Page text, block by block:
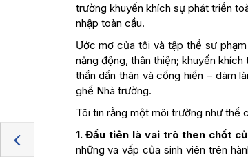
trường khuyến khích sự phát triển
nhập toàn cầu.
Ước mơ của tôi và tập thể sư
năng động, thân thiện; khuyến
thần dấn thân và cống hiến – dám
ghế Nhà trường.
Tôi tin rằng một môi trường như thế
1. Đầu tiên là vai trò then chốt
những va vấp của sinh viên trên